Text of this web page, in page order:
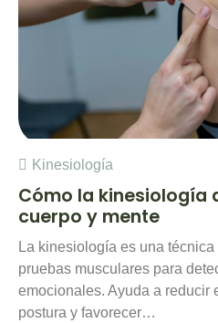
Kinesiología
Cómo la kinesiología
cuerpo y mente
La kinesiología es una
pruebas musculares para
emocionales. Ayuda a reducir
postura y favorecer…